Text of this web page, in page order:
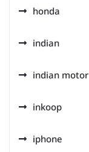
honda
indian
indian motor
inkoop
iphone